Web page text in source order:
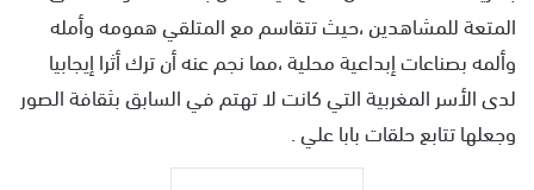
المتعة للمشاهدين ،حيث تتقاسم مع المتلقي همومه وأمله
وألمه بصناعات إبداعية محلية ،مما نجم عنه أن ترك أثرا إيجابيا
لدى الأسر المغربية التي كانت لا تهتم في السابق بثقافة الصور
وجعلها تتابع حلقات بابا علي .